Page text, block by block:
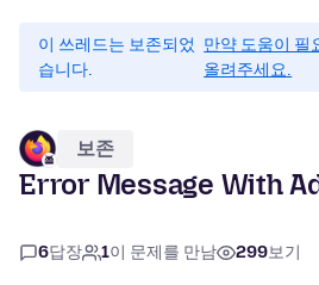
이 쓰레드는 보존되었
습니다.
만약 도움이 필
올려주세요.
보존
Error Message With
6답장 1이 문제를 만남 299보기